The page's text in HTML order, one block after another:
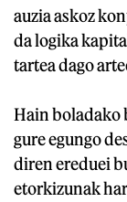
auzia askoz
da logika
tartea dago
Hain boladako
gure egungo
diren ereduei
etorkizunak